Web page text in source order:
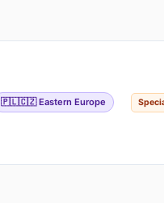
🇵🇱🇨🇿 Eastern Europe